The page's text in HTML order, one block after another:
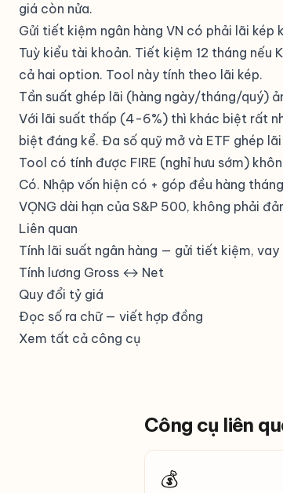
giá còn nửa.
Gửi tiết kiệm ngân hàng VN có phải lãi kép
Tuỳ kiểu tài khoản. Tiết kiệm 12 tháng
cả hai option. Tool này tính theo lãi kép.
Tần suất ghép lãi (hàng ngày/tháng/quý)
Với lãi suất thấp (4-6%) thì khác biệt rất
biệt đáng kể. Đa số quỹ mở và ETF ghép
Tool có tính được FIRE (nghỉ hưu sớm)
Có. Nhập vốn hiện có + góp đều hàng
VỌNG dài hạn của S&P 500, không phải
Liên quan
Tính lãi suất ngân hàng — gửi tiết kiệm, vay
Tính lương Gross ↔ Net
Quy đổi tỷ giá
Đọc số ra chữ— viết hợp đồng
Xem tất cả công cụ
Công cụ liên
💰